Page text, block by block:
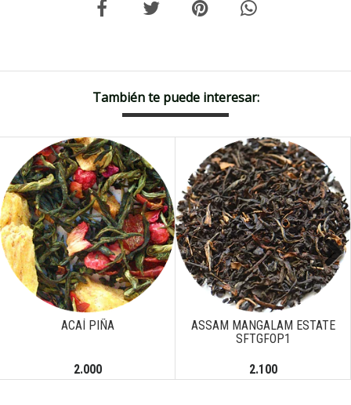
También te puede interesar:
ACAÍ PIÑA
2.000
ASSAM MANGALAM ESTATE
SFTGFOP1
2.100
Next